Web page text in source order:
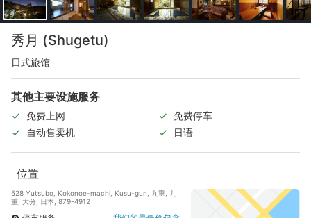
秀月 (Shugetu)
日式旅馆
其他主要设施服务
免费上网
免费停车
自动售卖机
日语
位置
528 Yutsubo, Kokonoe-machi, Kusu-gun, 九重, 九
重, 大分, 日本, 879-4912